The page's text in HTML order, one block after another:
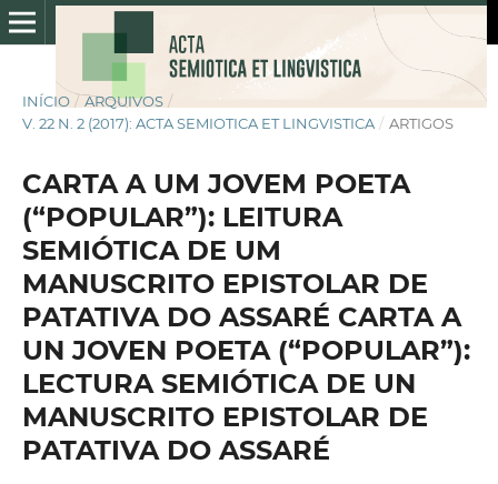
INÍCIO / ARQUIVOS /
V. 22 N. 2 (2017): ACTA SEMIOTICA ET LINGVISTICA / ARTIGOS
CARTA A UM JOVEM POETA
(“POPULAR”): LEITURA
SEMIÓTICA DE UM
MANUSCRITO EPISTOLAR DE
PATATIVA DO ASSARÉ CARTA A
UN JOVEN POETA (“POPULAR”):
LECTURA SEMIÓTICA DE UN
MANUSCRITO EPISTOLAR DE
PATATIVA DO ASSARÉ